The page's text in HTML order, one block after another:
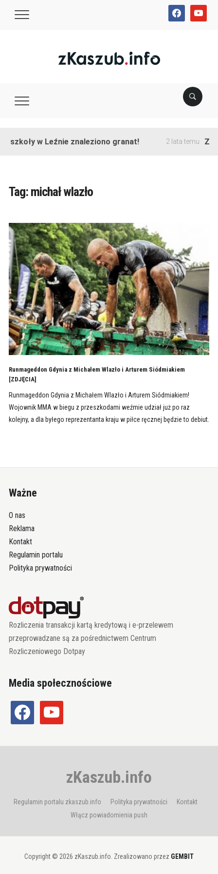
facebookyoutube
szkoły w Leźnie znaleziono granat! 2 lata temu
Tag: michał wlazło
Runmageddon Gdynia z Michałem Wlazło i Arturem Siódmiakiem
[ZDJĘCIA]
Runmageddon Gdynia z Michałem Wlazło i Arturem Siódmiakiem!
Wojownik MMA w biegu z przeszkodami weźmie udział już po raz
kolejny, a dla byłego reprezentanta kraju w piłce ręcznej będzie to debiut.
Ważne
O nas
Reklama
Kontakt
Regulamin portalu
Polityka prywatności
Rozliczenia transakcji kartą kredytową i e-przelewem
przeprowadzane są za pośrednictwem Centrum
Rozliczeniowego Dotpay
Media społecznościowe
facebook youtube
zKaszub.info
Regulamin portalu zkaszub.info Polityka prywatności
Kontakt
Włącz powiadomienia push
Copyright © 2026 zKaszub.info. Zrealizowano przez GEMBIT